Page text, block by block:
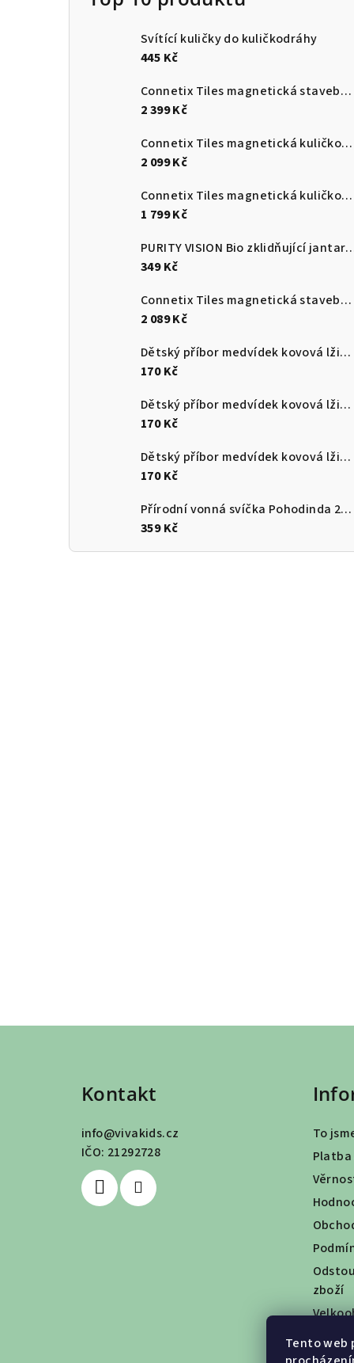
Tento web
Svítící kuličky do kuličkodráhy
445 Kč
Connetix Tiles magnetická stavebnice Pastel 120 ks
2 399 Kč
Connetix Tiles magnetická kuličková dráha Pastel 106 ks
2 099 Kč
Connetix Tiles magnetická kuličková dráha Rainbow Ball Run 92 ks
1 799 Kč
PURITY VISION Bio zklidňující
349 Kč
Connetix Tiles magnetická stavebnice Rainbow Duha 102 ks
2 089 Kč
Dětský příbor medvídek kovová lžička a vidlička modrá
170 Kč
Dětský příbor medvídek kovová lžička a vidlička růžová
170 Kč
Dětský příbor medvídek kovová lžička a vidlička béžová
170 Kč
Přírodní vonná svíčka Pohodinda 205 ml – levandule, neroli, mandarinka
359 Kč
Kontakt
info@vivakids.cz
IČO: 21292728
To
zboží